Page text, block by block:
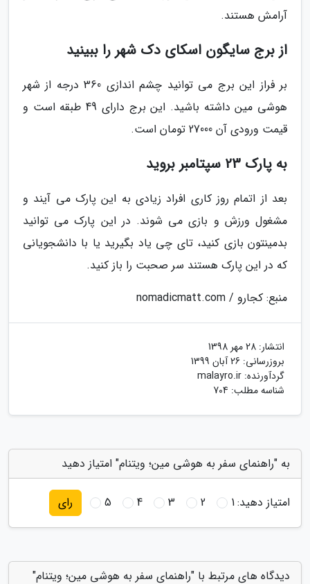
آرامش هستند.
از برج سایگون اسکای دک شهر را ببینید
بر فراز این برج می توانید چشم اندازی 360 درجه از شهر
هوشی مین داشته باشید. این برج دارای 49 طبقه است و
قیمت ورودی آن 27000 تومان است.
به پارک 23 سپتامبر بروید
بعد از اتمام روز کاری افراد زیادی به این پارک می آیند و
مشغول ورزش و بازی می شوند. در این پارک می توانید
بدمینتون بازی کنید، تای چی یاد بگیرید یا با دانشجویانی
که در این پارک هستند سر صحبت را باز کنید.
منبع: کجارو / nomadicmatt.com
انتشار: 28 مهر 1398
بروزرسانی: 26 آبان 1399
گردآورنده: malayro.ir
شناسه مطلب: 704
به "راهنمای سفر به هوشی مین؛ ویتنام" امتیاز دهید
امتیاز دهید:1
2
3
4
5 رای
دیدگاه های مرتبط با "راهنمای سفر به هوشی مین؛ ویتنام"